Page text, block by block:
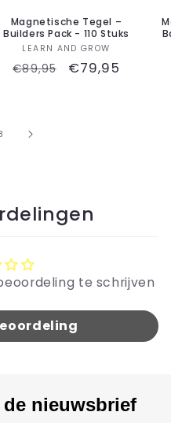
Magnetische Tegel –
Builders Pack - 110 Stuks
Verkoper:
LEARN AND GROW
Normale
€89,95 €79,95
te schrijven
nieuwsbrief